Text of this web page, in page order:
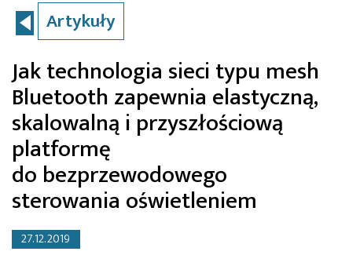
Artykuły
Jak technologia sieci typu mesh
Bluetooth zapewnia elastyczną,
skalowalną i przyszłościową
platformę
do bezprzewodowego
sterowania oświetleniem
27.12.2019